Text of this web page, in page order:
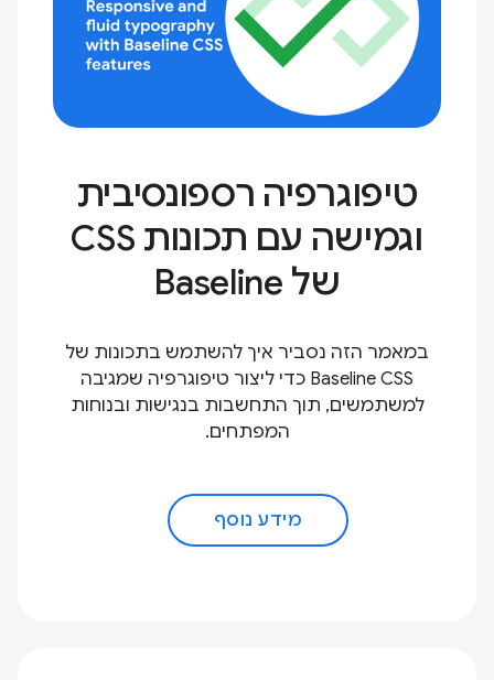
טיפוגרפיה רספונסיבית
וגמישה עם תכונות CSS
של Baseline
במאמר הזה נסביר איך להשתמש בתכונות של
Baseline CSS כדי ליצור טיפוגרפיה שמגיבה
למשתמשים, תוך התחשבות בנגישות ובנוחות
המפתחים.
מידע נוסף